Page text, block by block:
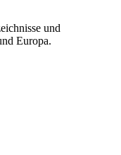
und
Europa.